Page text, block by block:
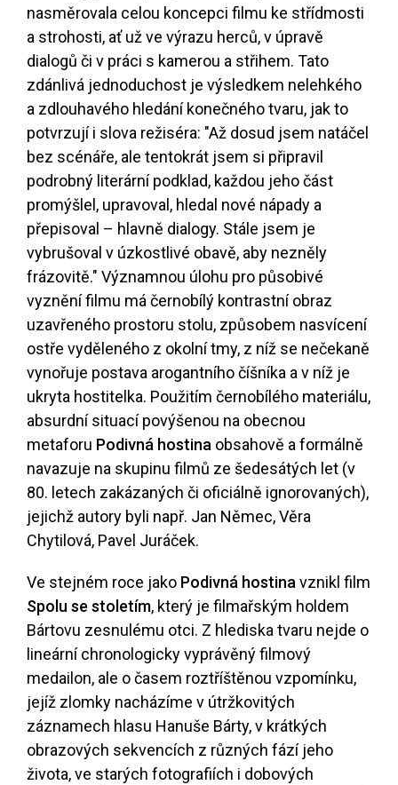
nasměrovala celou koncepci filmu ke střídmosti
a strohosti, ať už ve výrazu herců, v úpravě
dialogů či v práci s kamerou a střihem. Tato
zdánlivá jednoduchost je výsledkem nelehkého
a zdlouhavého hledání konečného tvaru, jak to
potvrzují i slova režiséra: "Až dosud jsem natáčel
bez scénáře, ale tentokrát jsem si připravil
podrobný literární podklad, každou jeho část
promýšlel, upravoval, hledal nové nápady a
přepisoval – hlavně dialogy. Stále jsem je
vybrušoval v úzkostlivé obavě, aby nezněly
frázovitě." Významnou úlohu pro působivé
vyznění filmu má černobílý kontrastní obraz
uzavřeného prostoru stolu, způsobem nasvícení
ostře vyděleného z okolní tmy, z níž se nečekaně
vynořuje postava arogantního číšníka a v níž je
ukryta hostitelka. Použitím černobílého materiálu,
absurdní situací povýšenou na obecnou
metaforu Podivná hostina obsahově a formálně
navazuje na skupinu filmů ze šedesátých let (v
80. letech zakázaných či oficiálně ignorovaných),
jejichž autory byli např. Jan Němec, Věra
Chytilová, Pavel Juráček.
Ve stejném roce jako Podivná hostinavznikl film
Spolu se stoletím, který je filmařským holdem
Bártovu zesnulému otci. Z hlediska tvaru nejde o
lineární chronologicky vyprávěný filmový
medailon, ale o časem roztříštěnou vzpomínku,
jejíž zlomky nacházíme v útržkovitých
záznamech hlasu Hanuše Bárty, v krátkých
obrazových sekvencích z různých fází jeho
života, ve starých fotografiích i dobových